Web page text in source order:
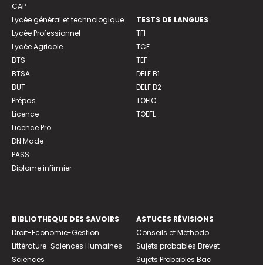
CAP
Lycée général et technologique
Lycée Professionnel
Lycée Agricole
BTS
BTSA
BUT
Prépas
Licence
Licence Pro
DN Made
PASS
Diplome infirmier
TESTS DE LANGUES
TFI
TCF
TEF
DELF B1
DELF B2
TOEIC
TOEFL
BIBLIOTHEQUE DES SAVOIRS
Droit-Economie-Gestion
Littérature-Sciences Humaines
Sciences
ASTUCES RÉVISIONS
Conseils et Méthodo
Sujets probables Brevet
Sujets Probables Bac